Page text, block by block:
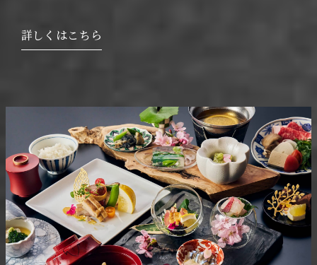
詳しくはこちら